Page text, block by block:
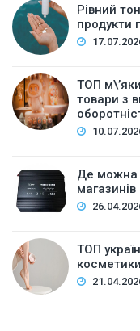
Рівний
продукти
ТОП
товари з
Де можна
магазинів
ТОП